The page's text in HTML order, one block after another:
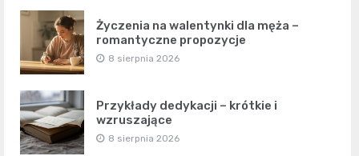
Życzenia na walentynki dla męża –
romantyczne propozycje
8 sierpnia 2026
Przykłady dedykacji – krótkie i
wzruszające
8 sierpnia 2026